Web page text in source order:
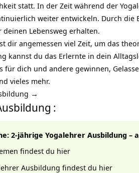
statt. In der Zeit während der
weiter entwickeln. Durch
Lebensweg erhalten.
dir angemessen viel Zeit, um das
kannst du das Erlernte in dein
für dich und andere gewinnen,
vieles mehr.
→
:
2-jährige Yogalehrer Ausbildung –
findest du hier
Ausbildung findest du hier